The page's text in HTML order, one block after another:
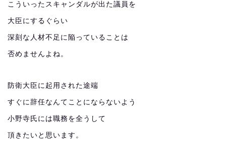
こういったスキャンダルが出た議員を
大臣にするぐらい
深刻な人材不足に陥っていることは
否めませんよね。
防衛大臣に起用された途端
すぐに辞任なんてことにならないよう
小野寺氏には職務を全うして
頂きたいと思います。